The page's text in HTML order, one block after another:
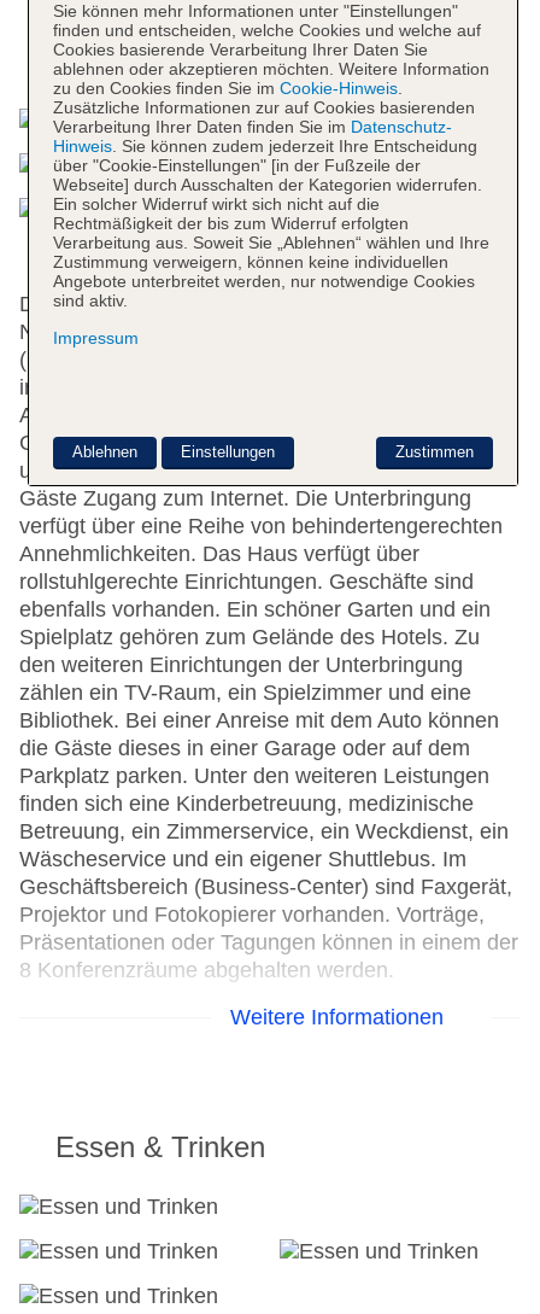
Das bietet Ihre Unterkunft
Das Hotel mit einem Aufzug verfügt über 206
Nichtraucherzimmer. Mehrsprachiges Personal
(Englisch, Deutsch, Französisch) an der Rezeption
im Empfangsbereich steht zur Seite beim Ein- und
Auschecken. Die Einrichtung umfasst eine
Garderobe, eine Gepäckaufbewahrung, einen Safe
und eine Wechselstube. Per WLAN erhalten die
Gäste Zugang zum Internet. Die Unterbringung
verfügt über eine Reihe von behindertengerechten
Annehmlichkeiten. Das Haus verfügt über
rollstuhlgerechte Einrichtungen. Geschäfte sind
ebenfalls vorhanden. Ein schöner Garten und ein
Spielplatz gehören zum Gelände des Hotels. Zu
den weiteren Einrichtungen der Unterbringung
zählen ein TV-Raum, ein Spielzimmer und eine
Bibliothek. Bei einer Anreise mit dem Auto können
die Gäste dieses in einer Garage oder auf dem
Parkplatz parken. Unter den weiteren Leistungen
finden sich eine Kinderbetreuung, medizinische
Betreuung, ein Zimmerservice, ein Weckdienst, ein
Wäscheservice und ein eigener Shuttlebus. Im
Geschäftsbereich (Business-Center) sind Faxgerät,
Projektor und Fotokopierer vorhanden. Vorträge,
Präsentationen oder Tagungen können in einem der
8 Konferenzräume abgehalten werden.
Konferenzraum
Garage
Hoteleröffnung: 1990
Hotelsafe
Letzte umfassende Renovierung: 2007
Weitere Informationen
Essen & Trinken
Sie können mehr Informationen unter "Einstellungen"
finden und entscheiden, welche Cookies und welche auf
Cookies basierende Verarbeitung Ihrer Daten Sie
ablehnen oder akzeptieren möchten. Weitere Information
zu den Cookies finden Sie im Cookie-Hinweis.
Zusätzliche Informationen zur auf Cookies basierenden
Verarbeitung Ihrer Daten finden Sie im Datenschutz-
Hinweis. Sie können zudem jederzeit Ihre Entscheidung
über "Cookie-Einstellungen" [in der Fußzeile der
Webseite] durch Ausschalten der Kategorien widerrufen.
Ein solcher Widerruf wirkt sich nicht auf die
Rechtmäßigkeit der bis zum Widerruf erfolgten
Verarbeitung aus. Soweit Sie „Ablehnen“ wählen und Ihre
Zustimmung verweigern, können keine individuellen
Angebote unterbreitet werden, nur notwendige Cookies
sind aktiv.
Impressum
Zustimmen
Ablehnen Einstellungen